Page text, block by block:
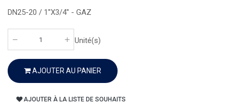
DN25-20 / 1''X3/4'' - GAZ
Unité(s)
AJOUTER AU PANIER
AJOUTER À LA LISTE DE SOUHAITS